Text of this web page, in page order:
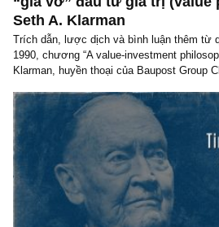
NEWS, TECH & QUOTES
Châm ngôn đầu tư: Hãy
“giả vờ” đầu tư giá trị
Seth A. Klarman
Trích dẫn, lược dịch và bình luận
1990, chương “A value-investment